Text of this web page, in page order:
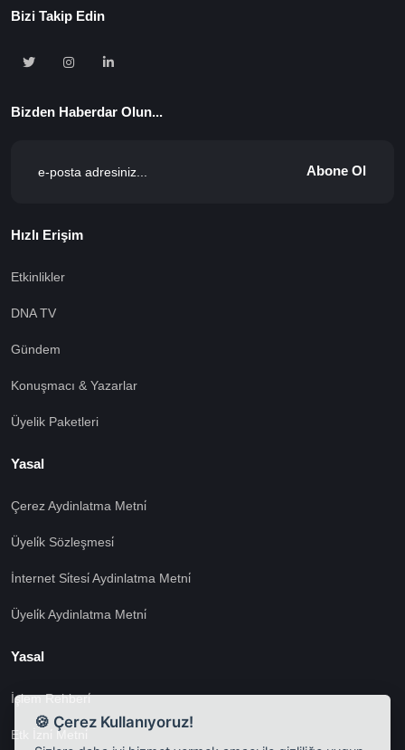
Bizi Takip Edin
Bizden Haberdar Olun...
Abone Ol
Hızlı Erişim
Etkinlikler
DNA TV
Gündem
Konuşmacı & Yazarlar
Üyelik Paketleri
Yasal
Çerez Aydinlatma Metni̇
Üyeli̇k Sözleşmesi̇
İnternet Si̇tesi̇ Aydinlatma Metni̇
Üyeli̇k Aydinlatma Metni̇
Yasal
İşlem Rehberi̇
Etk İzni̇ Metni̇
🍪 Çerez Kullanıyoruz!